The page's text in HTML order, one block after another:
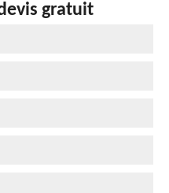
gratuit